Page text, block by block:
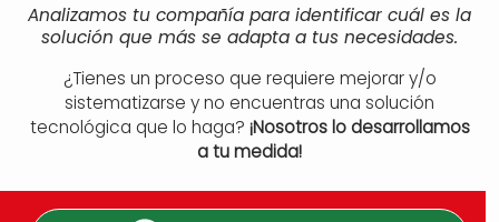
Analizamos tu compañía para identificar cuál es la
solución que más se adapta a tus necesidades.
¿Tienes un proceso que requiere mejorar y/o
sistematizarse y no encuentras una solución
tecnológica que lo haga? ¡Nosotros lo desarrollamos
a tu medida!